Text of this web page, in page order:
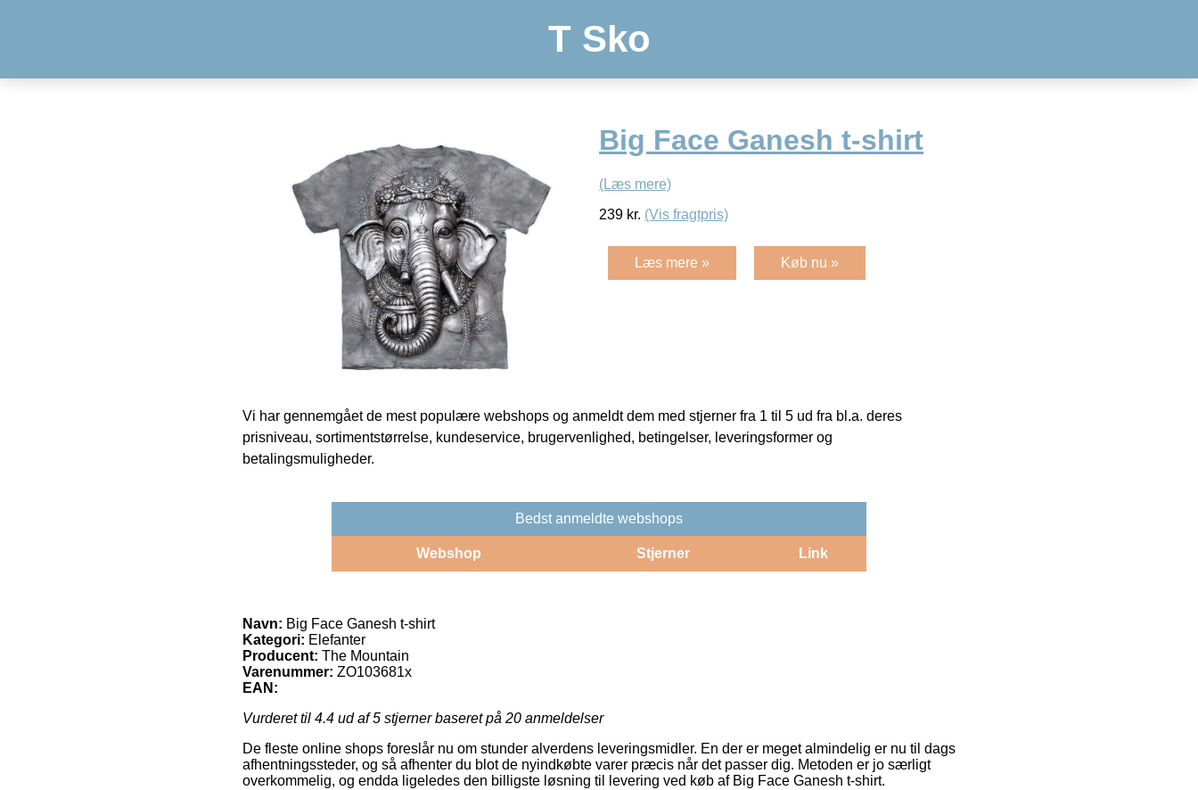
T Sko
Big Face Ganesh t-shirt
(Læs mere)
239 kr. (Vis fragtpris)
Læs mere » Køb nu »
Vi har gennemgået de mest populære webshops og anmeldt dem med stjerner fra 1 til 5 ud fra bl.a. deres
prisniveau, sortimentstørrelse, kundeservice, brugervenlighed, betingelser, leveringsformer og
betalingsmuligheder.
Bedst anmeldte webshops
Webshop Stjerner Link
Navn: Big Face Ganesh t-shirt
Kategori: Elefanter
Producent: The Mountain
Varenummer: ZO103681x
EAN:
Vurderet til 4.4 ud af 5 stjerner baseret på 20 anmeldelser
De fleste online shops foreslår nu om stunder alverdens leveringsmidler. En der er meget almindelig er nu til dags
afhentningssteder, og så afhenter du blot de nyindkøbte varer præcis når det passer dig. Metoden er jo særligt
overkommelig, og endda ligeledes den billigste løsning til levering ved køb af Big Face Ganesh t-shirt.